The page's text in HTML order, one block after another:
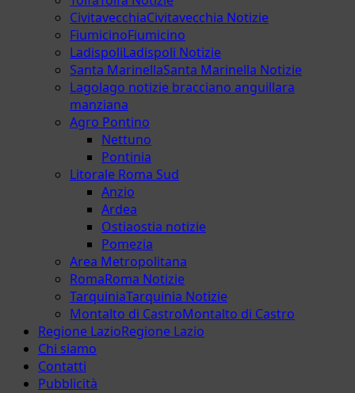
CivitavecchiaCivitavecchia Notizie
FiumicinoFiumicino
LadispoliLadispoli Notizie
Santa MarinellaSanta Marinella Notizie
Lagolago notizie bracciano anguillara
manziana
Agro Pontino
Nettuno
Pontinia
Litorale Roma Sud
Anzio
Ardea
Ostiaostia notizie
Pomezia
Area Metropolitana
RomaRoma Notizie
TarquiniaTarquinia Notizie
Montalto di CastroMontalto di Castro
Regione LazioRegione Lazio
Chi siamo
Contatti
Pubblicità